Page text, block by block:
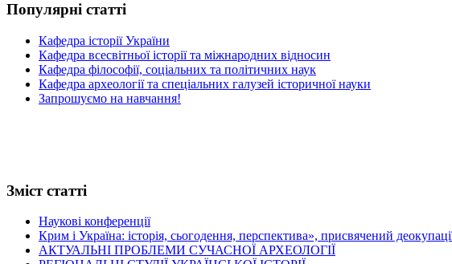
Популярні статті
Кафедра історії України
Кафедра всесвітньої історії та міжнародних відносин
Кафедра філософії, соціальних та політичних наук
Кафедра археології та спеціальних галузей історичної науки
Запрошуємо на навчання!
Зміст статті
Наукові конференції
Крим і Україна: історія, сьогодення, перспектива», присвячений
АКТУАЛЬНІ ПРОБЛЕМИ СУЧАСНОЇ АРХЕОЛОГІЇ